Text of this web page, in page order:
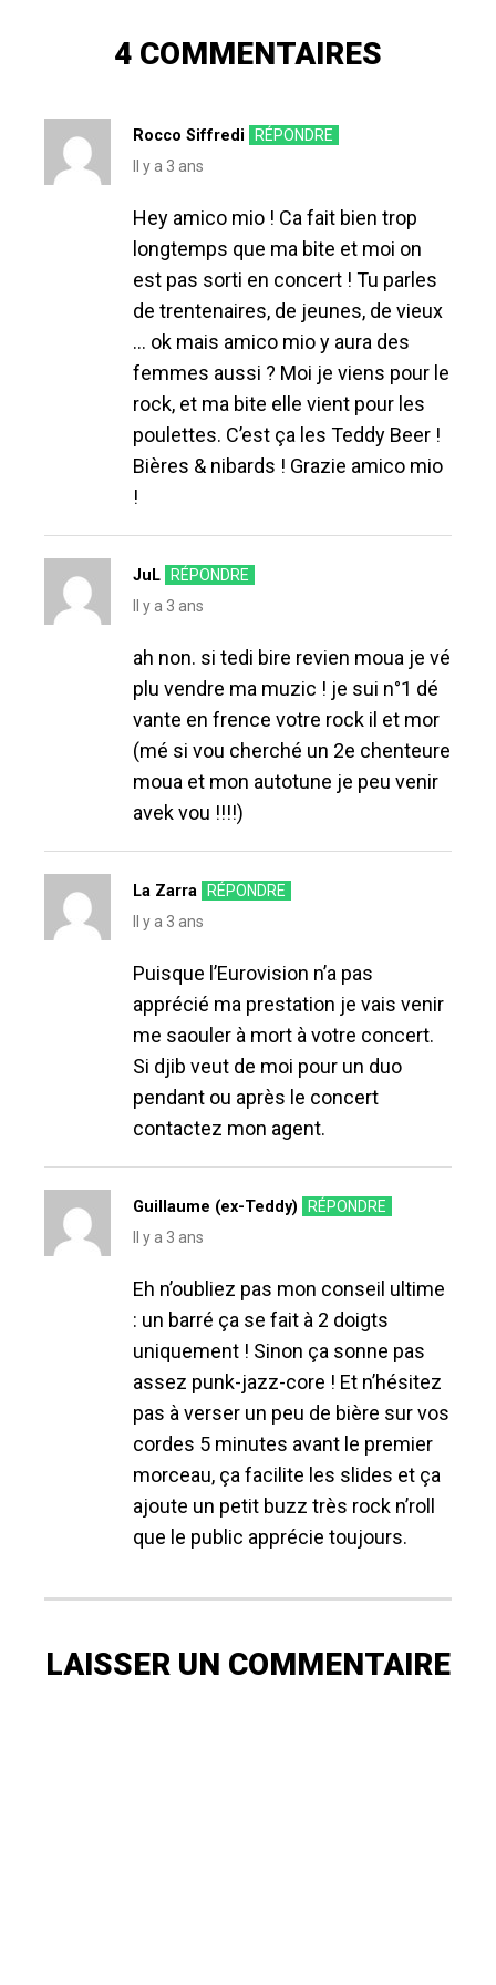
4 COMMENTAIRES
Rocco Siffredi
RÉPONDRE
Il y a 3 ans
Hey amico mio ! Ca fait bien trop
longtemps que ma bite et moi on
est pas sorti en concert ! Tu parles
de trentenaires, de jeunes, de vieux
… ok mais amico mio y aura des
femmes aussi ? Moi je viens pour le
rock, et ma bite elle vient pour les
poulettes. C’est ça les Teddy Beer !
Bières & nibards ! Grazie amico mio
!
JuL RÉPONDRE
Il y a 3 ans
ah non. si tedi bire revien moua je vé
plu vendre ma muzic ! je sui n°1 dé
vante en frence votre rock il et mor
(mé si vou cherché un 2e chenteure
moua et mon autotune je peu venir
avek vou !!!!)
La Zarra RÉPONDRE
Il y a 3 ans
Puisque l’Eurovision n’a pas
apprécié ma prestation je vais venir
me saouler à mort à votre concert.
Si djib veut de moi pour un duo
pendant ou après le concert
contactez mon agent.
Guillaume (ex-Teddy)
RÉPONDRE
Il y a 3 ans
Eh n’oubliez pas mon conseil ultime
: un barré ça se fait à 2 doigts
uniquement ! Sinon ça sonne pas
assez punk-jazz-core ! Et n’hésitez
pas à verser un peu de bière sur vos
cordes 5 minutes avant le premier
morceau, ça facilite les slides et ça
ajoute un petit buzz très rock n’roll
que le public apprécie toujours.
LAISSER UN COMMENTAIRE